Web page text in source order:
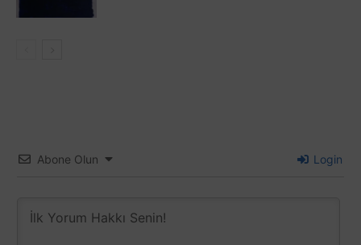
Abone Olun Login